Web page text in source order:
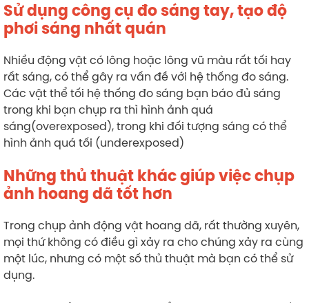
Sử dụng công cụ đo sáng tay, tạo độ
phơi sáng nhất quán
Nhiều động vật có lông hoặc lông vũ màu rất tối hay
rất sáng, có thể gây ra vấn đề với hệ thống đo sáng.
Các vật thể tối hệ thống đo sáng bạn báo đủ sáng
trong khi bạn chụp ra thì hình ảnh quá
sáng(overexposed), trong khi đối tượng sáng có thể
hình ảnh quá tối (underexposed)
Những thủ thuật khác giúp việc chụp
ảnh hoang dã tốt hơn
Trong chụp ảnh động vật hoang dã, rất thường xuyên,
mọi thứ không có điều gì xảy ra cho chúng xảy ra cùng
một lúc, nhưng có một số thủ thuật mà bạn có thể sử
dụng.